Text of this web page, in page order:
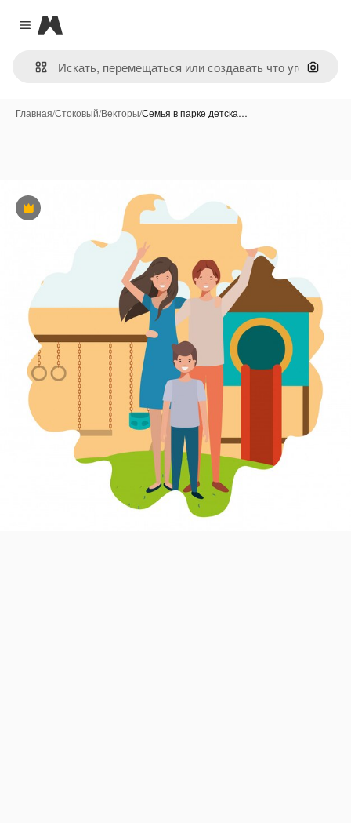
Close menu
Magnific
Поиск
Главная/Стоковый/Векторы/Семья в парке детска…
Премиум